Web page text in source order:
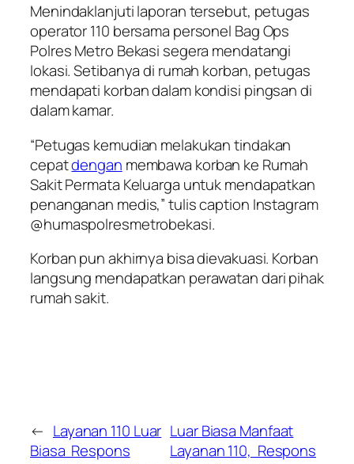
Menindaklanjuti laporan tersebut, petugas
operator 110 bersama personel Bag Ops
Polres Metro Bekasi segera mendatangi
lokasi. Setibanya di rumah korban, petugas
mendapati korban dalam kondisi pingsan di
dalam kamar.
“Petugas kemudian melakukan tindakan
cepatdengan membawa korban ke Rumah
Sakit Permata Keluarga untuk mendapatkan
penanganan medis,” tulis caption Instagram
@humaspolresmetrobekasi.
Korban pun akhirnya bisa dievakuasi. Korban
langsung mendapatkan perawatan dari pihak
rumah sakit.
← Layanan 110 Luar
Biasa Respons
Luar Biasa Manfaat
Layanan 110, Respons